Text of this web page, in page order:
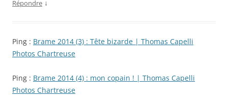
Répondre ↓
Ping : Brame 2014 (3) : Tête bizarde | Thomas Capelli
Photos Chartreuse
Ping : Brame 2014 (4) : mon copain ! | Thomas Capelli
Photos Chartreuse